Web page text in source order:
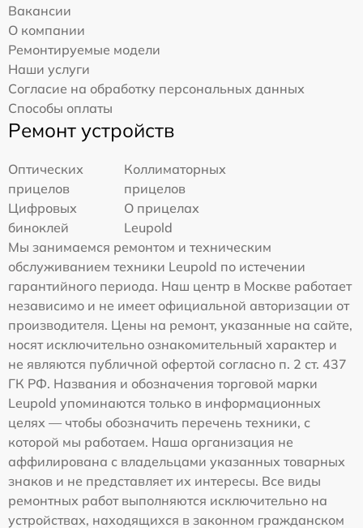
Вакансии
О компании
Ремонтируемые модели
Наши услуги
Согласие на обработку персональных данных
Способы оплаты
Ремонт устройств
Оптических
прицелов
Коллиматорных
прицелов
Цифровых
биноклей
О прицелах
Leupold
Мы занимаемся ремонтом и техническим
обслуживанием техники Leupold по истечении
гарантийного периода. Наш центр в Москве работает
независимо и не имеет официальной авторизации от
производителя. Цены на ремонт, указанные на сайте,
носят исключительно ознакомительный характер и
не являются публичной офертой согласно п. 2 ст. 437
ГК РФ. Названия и обозначения торговой марки
Leupold упоминаются только в информационных
целях — чтобы обозначить перечень техники, с
которой мы работаем. Наша организация не
аффилирована с владельцами указанных товарных
знаков и не представляет их интересы. Все виды
ремонтных работ выполняются исключительно на
устройствах, находящихся в законном гражданском